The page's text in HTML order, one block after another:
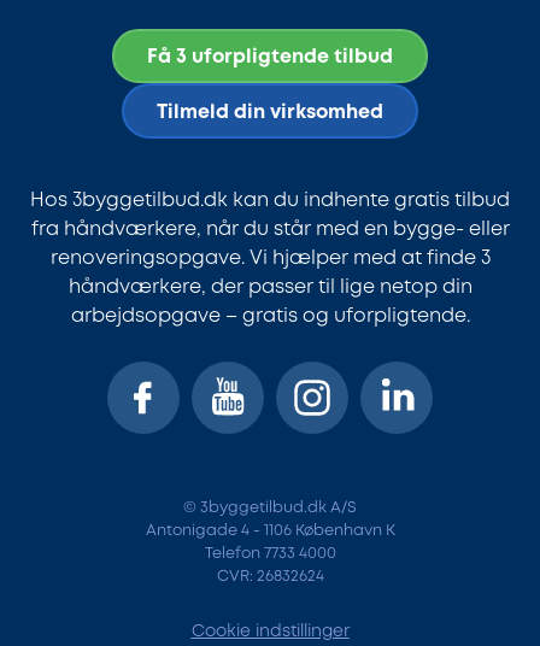
Få 3 uforpligtende tilbud
Tilmeld din virksomhed
Hos 3byggetilbud.dk kan du indhente gratis tilbud
fra håndværkere, når du står med en bygge- eller
renoveringsopgave. Vi hjælper med at finde 3
håndværkere, der passer til lige netop din
arbejdsopgave – gratis og uforpligtende.
© 3byggetilbud.dk A/S
Antonigade 4 - 1106 København K
Telefon 7733 4000
CVR: 26832624
Cookie indstillinger